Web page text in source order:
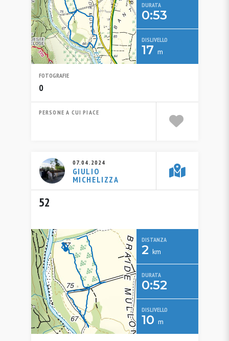
DURATA
0:53
DISLIVELLO
17 m
FOTOGRAFIE
0
PERSONE A CUI PIACE
07.04.2024
GIULIO
MICHELIZZA
52
DISTANZA
2 km
DURATA
0:52
DISLIVELLO
10 m